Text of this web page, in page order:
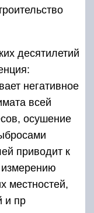
десятилетий
негативное
всей
осушение
приводит к
местностей,
и пр